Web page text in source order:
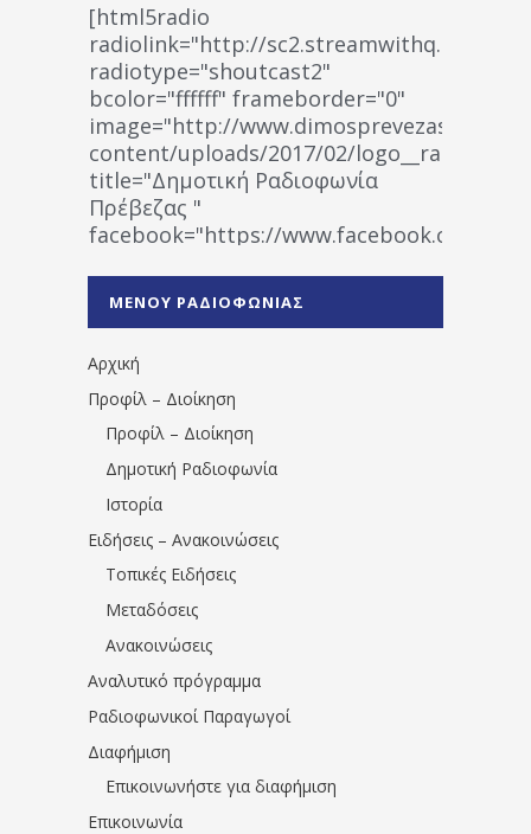
[html5radio
radiolink="http://
radiotype="shoutcast2"
bcolor="ffffff" frameborder="0"
image="http://www.dimosprevezas.gr/wp-
content/uploads/2017/02/
title="Δημοτική Ραδιοφωνία
Πρέβεζας "
facebook="https://www.facebook.com/
1531194763766854/" artist="" ]
ΜΕΝΟΥ ΡΑΔΙΟΦΩΝΙΑΣ
Αρχική
Προφίλ – Διοίκηση
Προφίλ – Διοίκηση
Δημοτική Ραδιοφωνία
Ιστορία
Ειδήσεις – Ανακοινώσεις
Τοπικές Ειδήσεις
Μεταδόσεις
Ανακοινώσεις
Αναλυτικό πρόγραμμα
Ραδιοφωνικοί Παραγωγοί
Διαφήμιση
Επικοινωνήστε για διαφήμιση
Επικοινωνία